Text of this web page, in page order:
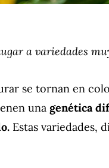
a variedades
se tornan en
una genética
Estas variedades,